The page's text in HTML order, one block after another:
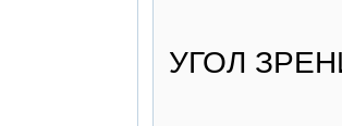
УГОЛ